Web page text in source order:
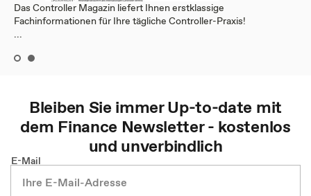
Das Controller Magazin liefert Ihnen erstklassige
Fachinformationen für Ihre tägliche Controller-Praxis!
...
Bleiben Sie immer Up-to-date mit
dem Finance Newsletter - kostenlos
und unverbindlich
E-Mail